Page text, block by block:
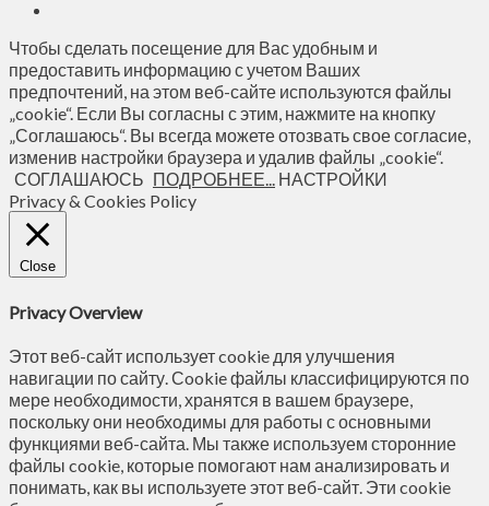
Чтобы сделать посещение для Вас удобным и
предоставить информацию с учетом Ваших
предпочтений, на этом веб-сайте используются файлы
„cookie“. Если Вы согласны с этим, нажмите на кнопку
„Соглашаюсь“. Вы всегда можете отозвать свое согласие,
изменив настройки браузера и удалив файлы „cookie“.
СОГЛАШАЮСЬ ПОДРОБНЕЕ... НАСТРОЙКИ
Privacy & Cookies Policy
Close
Privacy Overview
Этот веб-сайт использует cookie для улучшения
навигации по сайту. Сookie файлы классифицируются по
мере необходимости, хранятся в вашем браузере,
поскольку они необходимы для работы с основными
функциями веб-сайта. Мы также используем сторонние
файлы cookie, которые помогают нам анализировать и
понимать, как вы используете этот веб-сайт. Эти cookie